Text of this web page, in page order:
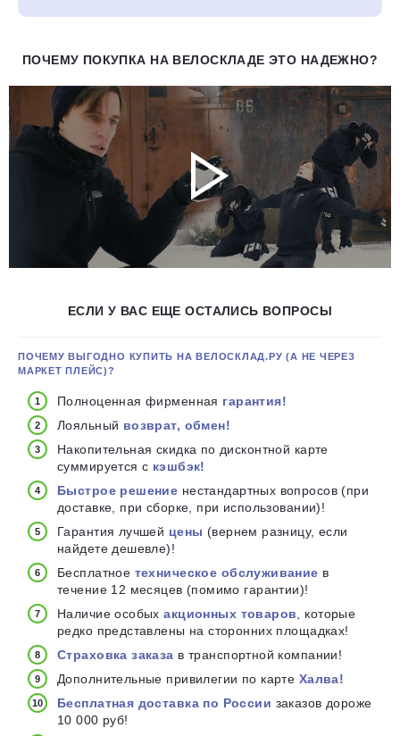
ПОЧЕМУ ПОКУПКА НА ВЕЛОСКЛАДЕ ЭТО НАДЕЖНО?
ЕСЛИ У ВАС ЕЩЕ ОСТАЛИСЬ ВОПРОСЫ
ПОЧЕМУ ВЫГОДНО КУПИТЬ НА ВЕЛОСКЛАД.РУ (А НЕ ЧЕРЕЗ
МАРКЕТ ПЛЕЙС)?
Полноценная фирменная гарантия!
Лояльный возврат, обмен!
Накопительная скидка по дисконтной карте
суммируется с кэшбэк!
Быстрое решение нестандартных вопросов (при
доставке, при сборке, при использовании)!
Гарантия лучшей цены (вернем разницу, если
найдете дешевле)!
Бесплатное техническое обслуживание в
течение 12 месяцев (помимо гарантии)!
Наличие особыхакционных товаров , которые
редко представлены на сторонних площадках!
Страховка заказа в транспортной компании!
Дополнительные привилегии по карте Халва!
Бесплатная доставка по России заказов дороже
10 000 руб!